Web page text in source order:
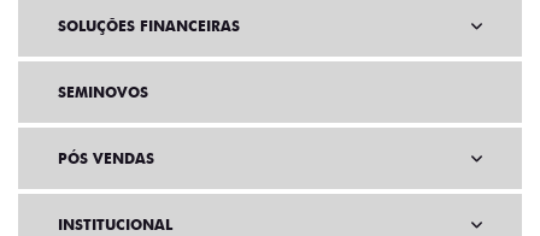
SOLUÇÕES FINANCEIRAS
SEMINOVOS
PÓS VENDAS
INSTITUCIONAL